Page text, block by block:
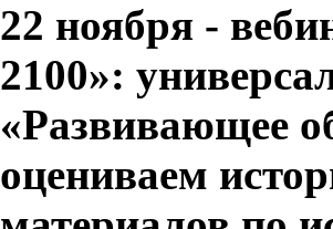
22 ноября -
2100»:
«Развивающее
оцениваем